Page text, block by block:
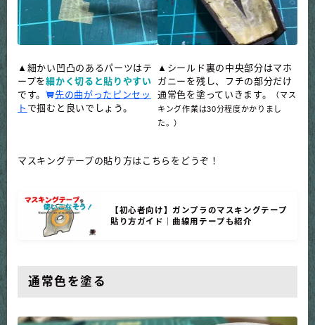
▲細かい凹凸のあるパーツはテ
ープを細かく切ると貼りやすい
です。
先の曲がったピンセッ
ト で掴むと良いでしょう。
▲シールド裏の中央部分はマホ
ガニーを残し、フチの部分だけ
通常色を塗っていきます。
（マス
キング作業は30分程度かかりまし
た。）
マスキングテープの貼り方はこちらをどうぞ！
【初心者向け】ガンプラのマスキングテープ
貼り方ガイド｜曲線用テープも紹介
通常色を塗る